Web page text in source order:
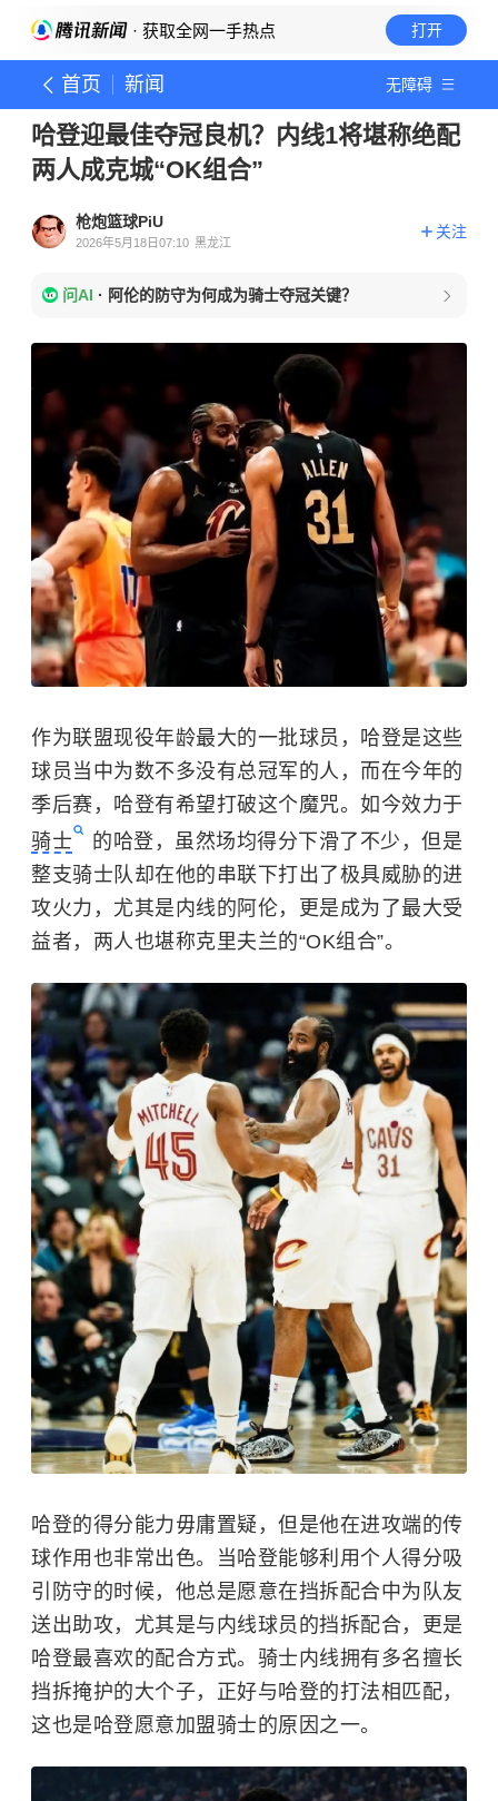
· 获取全网一手热点 打开
首页 新闻 无障碍
哈登迎最佳夺冠良机？内线1将堪称绝配
两人成克城“OK组合”
枪炮篮球PiU
2026年5月18日07:10 黑龙江
关注
问AI · 阿伦的防守为何成为骑士夺冠关键？
作为联盟现役年龄最大的一批球员，哈登是这些
球员当中为数不多没有总冠军的人，而在今年的
季后赛，哈登有希望打破这个魔咒。如今效力于
骑士
的哈登，虽然场均得分下滑了不少，但是
整支骑士队却在他的串联下打出了极具威胁的进
攻火力，尤其是内线的阿伦，更是成为了最大受
益者，两人也堪称克里夫兰的“OK组合”。
哈登的得分能力毋庸置疑，但是他在进攻端的传
球作用也非常出色。当哈登能够利用个人得分吸
引防守的时候，他总是愿意在挡拆配合中为队友
送出助攻，尤其是与内线球员的挡拆配合，更是
哈登最喜欢的配合方式。骑士内线拥有多名擅长
挡拆掩护的大个子，正好与哈登的打法相匹配，
这也是哈登愿意加盟骑士的原因之一。